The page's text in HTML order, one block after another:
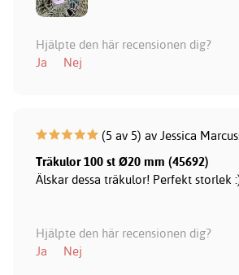
Hjälpte den här recensionen dig?
Ja
Nej
(5 av 5) av Jessica
Träkulor 100 st Ø20 mm (45692)
Älskar dessa träkulor! Perfekt storlek
Hjälpte den här recensionen dig?
Ja
Nej